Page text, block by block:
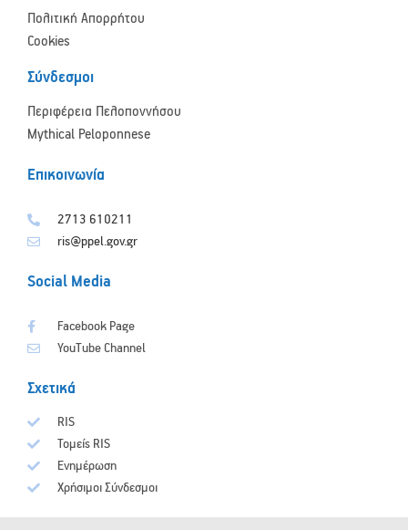
Πολιτική Απορρήτου
Cookies
Σύνδεσμοι
Περιφέρεια Πελοποννήσου
Mythical Peloponnese
Επικοινωνία
2713 610211
ris@ppel.gov.gr
Social Media
Facebook Page
YouTube Channel
Σχετικά
RIS
Τομείς RIS
Ενημέρωση
Χρήσιμοι Σύνδεσμοι